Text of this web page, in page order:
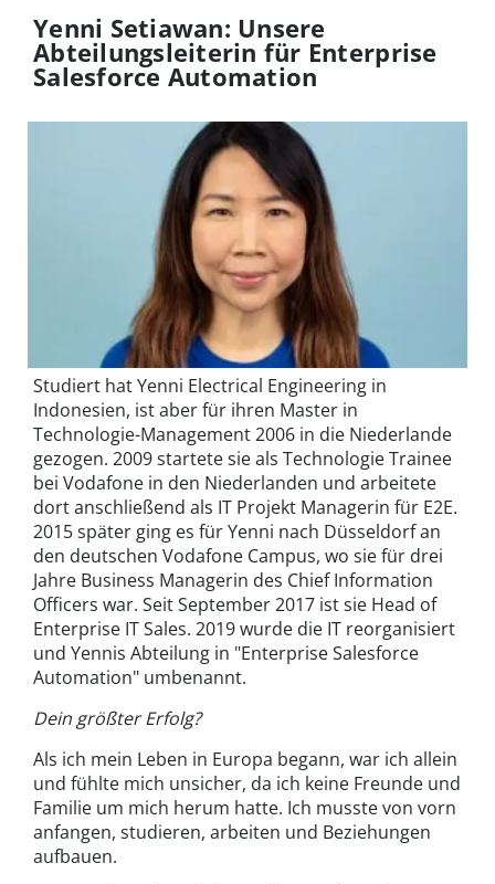
Yenni Setiawan: Unsere
Abteilungsleiterin für Enterprise
Salesforce Automation
Studiert hat Yenni Electrical Engineering in
Indonesien, ist aber für ihren Master in
Technologie-Management 2006 in die Niederlande
gezogen. 2009 startete sie als Technologie Trainee
bei Vodafone in den Niederlanden und arbeitete
dort anschließend als IT Projekt Managerin für E2E.
2015 später ging es für Yenni nach Düsseldorf an
den deutschen Vodafone Campus, wo sie für drei
Jahre Business Managerin des Chief Information
Officers war. Seit September 2017 ist sie Head of
Enterprise IT Sales. 2019 wurde die IT reorganisiert
und Yennis Abteilung in "Enterprise Salesforce
Automation" umbenannt.
Dein größter Erfolg?
Als ich mein Leben in Europa begann, war ich allein
und fühlte mich unsicher, da ich keine Freunde und
Familie um mich herum hatte. Ich musste von vorn
anfangen, studieren, arbeiten und Beziehungen
aufbauen.